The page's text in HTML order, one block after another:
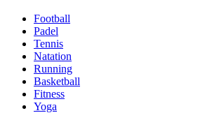
Football
Padel
Tennis
Natation
Running
Basketball
Fitness
Yoga